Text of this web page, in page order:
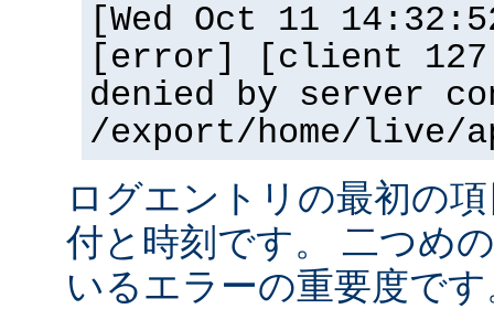
[Wed Oct 11
[error] [client
denied by server
/export/home/live/
ログエントリの最初の
付と時刻です。 二つめ
いるエラーの重要度で